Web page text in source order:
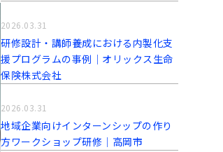
研修設計・講師養成における内製化支
援プログラムの事例│オリックス生命
保険株式会社
2026.03.31
地域企業向けインターンシップの作り
方ワークショップ研修│高岡市
2026.03.31